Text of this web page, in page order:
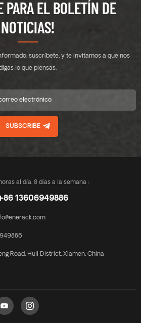
PARA EL BOLETÍN DE
NOTICIAS!
suscríbete, y te invitamos a que nos
lo que piensas.
SUBSCRIBE
al día, 8 días a la semana :
13606949886
Road, Huli District, Xiamen, China